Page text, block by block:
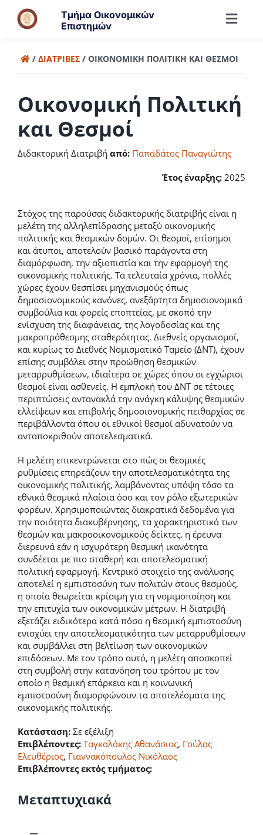
Μετάβαση
περιεχόμενο
Τμήμα Οικονομικών
Επιστημών
Τμήμα
Άνθρωποι
Προπτυχιακά
Έρευνα
/ ΔΙΑΤΡΙΒΈΣ/ ΟΙΚΟΝΟΜΙΚΉ ΠΟΛΙΤΙΚΉ ΚΑΙ ΘΕΣΜΟΊ
Οικονομική Πολιτική
και Θεσμοί
Διδακτορική Διατριβή από: Παπαδάτος Παναγιώτης
Έτος έναρξης: 2025
Στόχος της παρούσας διδακτορικής διατριβής είναι η
μελέτη της αλληλεπίδρασης μεταξύ οικονομικής
πολιτικής και θεσμικών δομών. Οι θεσμοί, επίσημοι
και άτυποι, αποτελούν βασικό παράγοντα στη
διαμόρφωση, την αξιοπιστία και την εφαρμογή της
οικονομικής πολιτικής. Τα τελευταία χρόνια, πολλές
χώρες έχουν θεσπίσει μηχανισμούς όπως
δημοσιονομικούς κανόνες, ανεξάρτητα δημοσιονομικά
συμβούλια και φορείς εποπτείας, με σκοπό την
ενίσχυση της διαφάνειας, της λογοδοσίας και της
μακροπρόθεσμης σταθερότητας. Διεθνείς οργανισμοί,
και κυρίως το Διεθνές Νομισματικό Ταμείο (ΔΝΤ), έχουν
επίσης συμβάλει στην προώθηση θεσμικών
μεταρρυθμίσεων, ιδιαίτερα σε χώρες όπου οι εγχώριοι
θεσμοί είναι ασθενείς. Η εμπλοκή του ΔΝΤ σε τέτοιες
περιπτώσεις αντανακλά την ανάγκη κάλυψης θεσμικών
ελλείψεων και επιβολής δημοσιονομικής πειθαρχίας σε
περιβάλλοντα όπου οι εθνικοί θεσμοί αδυνατούν να
ανταποκριθούν αποτελεσματικά.
Η μελέτη επικεντρώνεται στο πώς οι θεσμικές
ρυθμίσεις επηρεάζουν την αποτελεσματικότητα της
οικονομικής πολιτικής, λαμβάνοντας υπόψη τόσο τα
εθνικά θεσμικά πλαίσια όσο και τον ρόλο εξωτερικών
φορέων. Χρησιμοποιώντας διακρατικά δεδομένα για
την ποιότητα διακυβέρνησης, τα χαρακτηριστικά των
θεσμών και μακροοικονομικούς δείκτες, η έρευνα
διερευνά εάν η ισχυρότερη θεσμική ικανότητα
συνδέεται με πιο σταθερή και αποτελεσματική
πολιτική εφαρμογή. Κεντρικό στοιχείο της ανάλυσης
αποτελεί η εμπιστοσύνη των πολιτών στους θεσμούς,
η οποία θεωρείται κρίσιμη για τη νομιμοποίηση και
την επιτυχία των οικονομικών μέτρων. Η διατριβή
εξετάζει ειδικότερα κατά πόσο η θεσμική εμπιστοσύνη
ενισχύει την αποτελεσματικότητα των μεταρρυθμίσεων
και συμβάλλει στη βελτίωση των οικονομικών
επιδόσεων. Με τον τρόπο αυτό, η μελέτη αποσκοπεί
στη συμβολή στην κατανόηση του τρόπου με τον
οποίο η θεσμική επάρκεια και η κοινωνική
εμπιστοσύνη διαμορφώνουν τα αποτελέσματα της
οικονομικής πολιτικής.
Κατάσταση: Σε εξέλιξη
Επιβλέποντες: Ταγκαλάκης Αθανάσιος, Γούλας
Ελευθέριος, Γιαννακόπουλος Νικόλαος
Επιβλέποντες εκτός τμήματος:
Μεταπτυχιακά